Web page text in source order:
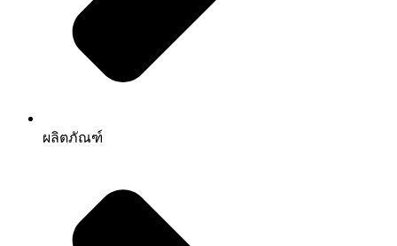
ผลิตภัณฑ์